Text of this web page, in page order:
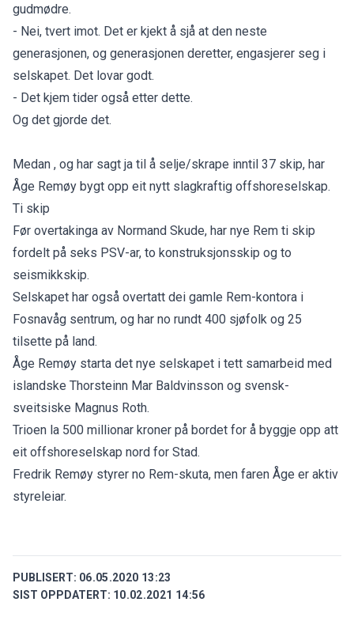
gudmødre.
- Nei, tvert imot. Det er kjekt å sjå at den neste
generasjonen, og generasjonen deretter, engasjerer seg i
selskapet. Det lovar godt.
- Det kjem tider også etter dette.
Og det gjorde det.
Medan , og har sagt ja til å selje/skrape inntil 37 skip, har
Åge Remøy bygt opp eit nytt slagkraftig offshoreselskap.
Ti skip
Før overtakinga av Normand Skude, har nye Rem ti skip
fordelt på seks PSV-ar, to konstruksjonsskip og to
seismikkskip.
Selskapet har også overtatt dei gamle Rem-kontora i
Fosnavåg sentrum, og har no rundt 400 sjøfolk og 25
tilsette på land.
Åge Remøy starta det nye selskapet i tett samarbeid med
islandske Thorsteinn Mar Baldvinsson og svensk-
sveitsiske Magnus Roth.
Trioen la 500 millionar kroner på bordet for å byggje opp att
eit offshoreselskap nord for Stad.
Fredrik Remøy styrer no Rem-skuta, men faren Åge er aktiv
styreleiar.
PUBLISERT: 06.05.2020 13:23
SIST OPPDATERT: 10.02.2021 14:56